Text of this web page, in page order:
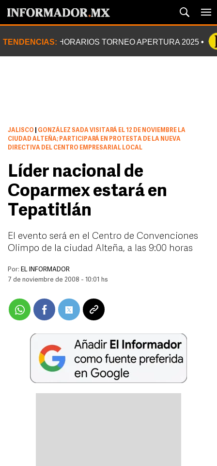
TENDENCIAS: HORARIOS TORNEO APERTURA 2025
JALISCO
GONZÁLEZ SADA VISITARÁ EL 12 DE NOVIEMBRE LA
CIUDAD ALTEÑA; PARTICIPARÁ EN PROTESTA DE LA NUEVA
DIRECTIVA DEL CENTRO EMPRESARIAL LOCAL
Líder nacional de
Coparmex estará en
Tepatitlán
El evento será en el Centro de Convenciones
Olimpo de la ciudad Alteña, a las 9:00 horas
Por: EL INFORMADOR
7 de noviembre de 2008 - 10:01 hs